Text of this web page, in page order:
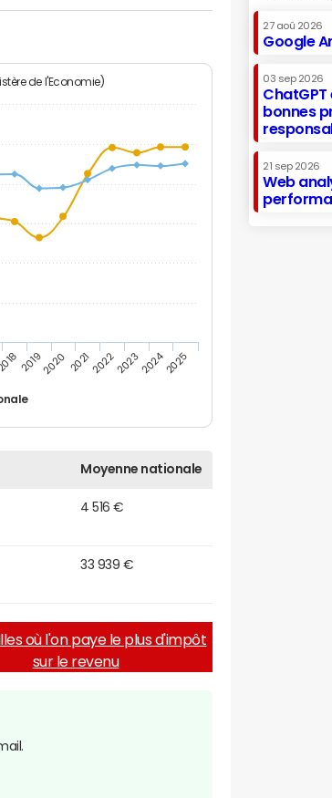
de l'Economie)
20192020 20212022202320242025
Moyenne nationale
4 516 €
33 939 €
où l'on paye le plus d'impôt
sur le revenu
27 aoû 2026
Google
03 sep 2026
ChatGPT
bonnes
21 sep 2026
Web